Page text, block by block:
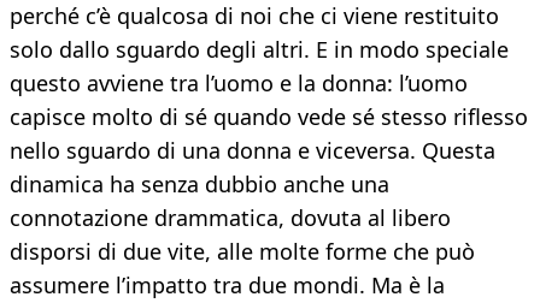
perché c’è qualcosa di noi che ci viene restituito
solo dallo sguardo degli altri. E in modo speciale
questo avviene tra l’uomo e la donna: l’uomo
capisce molto di sé quando vede sé stesso riflesso
nello sguardo di una donna e viceversa. Questa
dinamica ha senza dubbio anche una
connotazione drammatica, dovuta al libero
disporsi di due vite, alle molte forme che può
assumere l’impatto tra due mondi. Ma è la